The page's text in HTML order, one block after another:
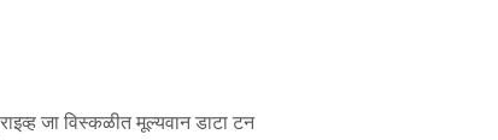
जा विस्कळीत मूल्यवान डाटा टन